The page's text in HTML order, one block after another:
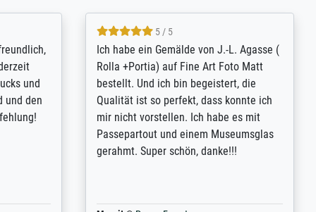
is
go-to
on -
4.8 / 5
Qualité absolument irréprochable.
Extraordinaire diversité des thèmes
abordés et personnalisation des
demandes (recadrage, réajustement des
couleurs). Relation clientèle parfaite.
Transport, réception sans aucun
problème. Merci à toute l'équipe ! Hervé